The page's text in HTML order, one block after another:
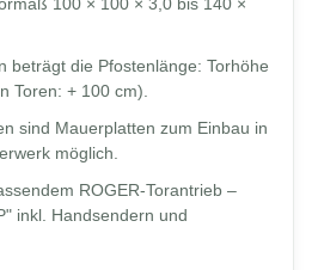
beträgt die Pfostenlänge: Torhöhe
Toren: + 100 cm).
sind Mauerplatten zum Einbau in
möglich.
ROGER-Torantrieb –
inkl. Handsendern und